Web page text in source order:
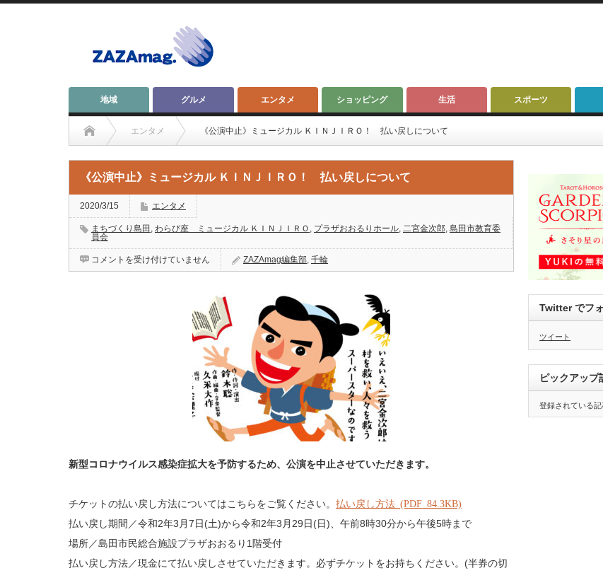
地域 グルメ エンタメ ショッピング 生活 スポーツ
エンタメ 《公演中止》ミュージカル ＫＩＮＪＩＲＯ！ 払い戻しについて
《公演中止》ミュージカル ＫＩＮＪＩＲＯ！ 払い戻しについて
2020/3/15 エンタメ
まちづくり島田 , わらび座 ミュージカル ＫＩＮＪＩＲＯ , プラザおおるりホール, 二宮金次郎, 島田市教育委
員会
《公
て
は
コメントを受け付けていません ZAZAmag編集部, 千輪
新型コロナウイルス感染症拡大を予防するため、公演を中止させていただきます。
チケットの払い戻し方法についてはこちらをご覧ください。 払い戻し方法 (PDF 84.3KB)
払い戻し期間／令和2年3月7日(土)から令和2年3月29日(日)、午前8時30分から午後5時まで
場所／島田市民総合施設プラザおおるり1階受付
払い戻し方法／現金にて払い戻しさせていただきます。必ずチケットをお持ちください。(半券の切
Twitter でフ
ツイート
ピックアップ
登録されている記